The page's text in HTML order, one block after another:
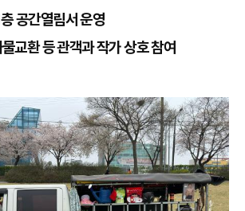
공간열림서 운영
교환 등 관객과 작가 상호 참여